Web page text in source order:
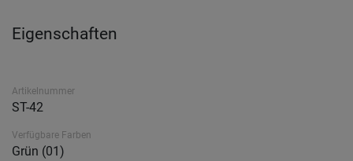
Eigenschaften
Artikelnummer
ST-42
Verfügbare Farben
Grün (01)